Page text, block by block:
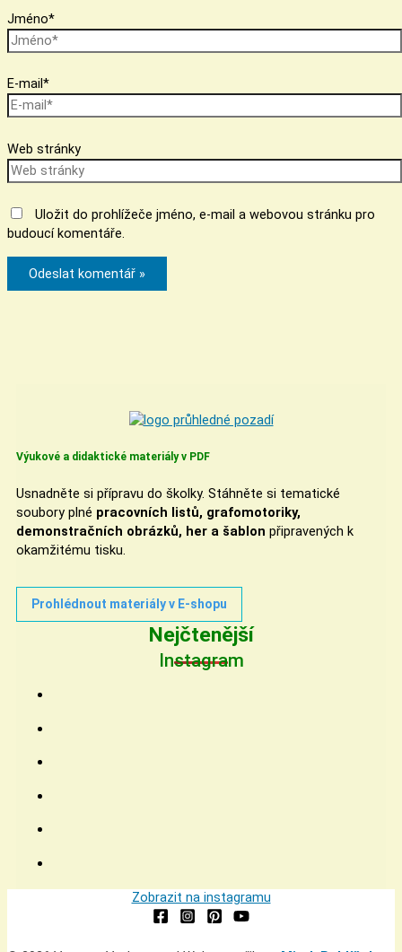
Jméno*
E-mail*
Web stránky
Uložit do prohlížeče jméno, e-mail a webovou stránku pro
budoucí komentáře.
Výukové a didaktické materiály v PDF
Usnadněte si přípravu do školky. Stáhněte si tematické
soubory plné pracovních listů, grafomotoriky,
demonstračních obrázků, her a šablon připravených k
okamžitému tisku.
Prohlédnout materiály v E-shopu
Nejčtenější
Instagram
Zobrazit na instagramu